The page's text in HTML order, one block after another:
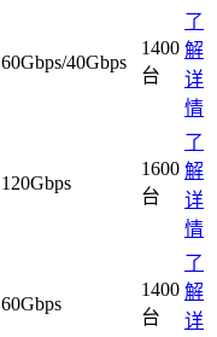
60Gbps/40Gbps
1400
台
了
解
详
情
120Gbps
1600
台
了
解
详
情
60Gbps
1400
台
了
解
详